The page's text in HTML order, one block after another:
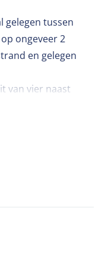
gelegen tussen
ongeveer 2
en gelegen
van vier naast
van ruim
Ook staat